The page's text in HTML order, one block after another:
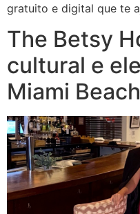
gratuito e digital que te
The Betsy
cultural e
Miami Beach